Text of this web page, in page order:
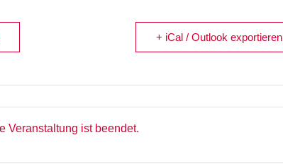
+ iCal / Outlook exportieren
Veranstaltung ist beendet.